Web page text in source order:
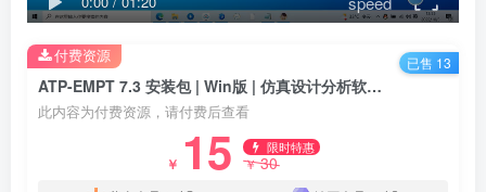
ATP-EMPT 7.3 安装包 | Win版 | 仿真设计分析软件 | 安装教程
此内容为付费资源，请付费后查看
￥ 15 限时特惠
￥30
付费资源 已售 13